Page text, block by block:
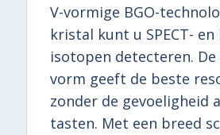
V-vormige BGO-
kristal kunt u SPECT- en
isotopen detecteren. De
vorm geeft de beste
zonder de gevoeligheid
tasten. Met een breed